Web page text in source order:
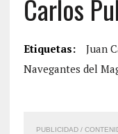
Carlos
Etiquetas: Juan
Navegantes del
PUBLICIDAD /